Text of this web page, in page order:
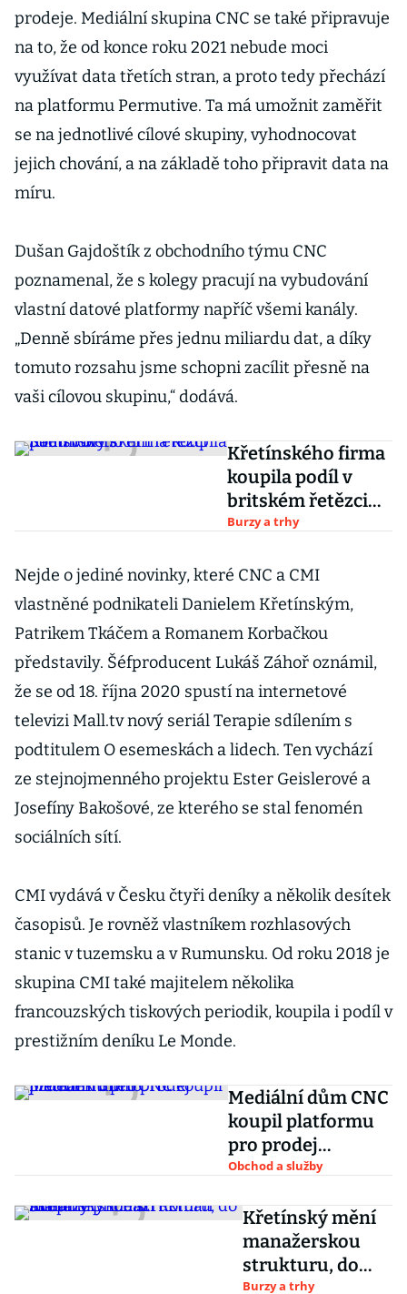
prodeje. Mediální skupina CNC se také připravuje
na to, že od konce roku 2021 nebude moci
využívat data třetích stran, a proto tedy přechází
na platformu Permutive. Ta má umožnit zaměřit
se na jednotlivé cílové skupiny, vyhodnocovat
jejich chování, a na základě toho připravit data na
míru.
Dušan Gajdoštík z obchodního týmu CNC
poznamenal, že s kolegy pracují na vybudování
vlastní datové platformy napříč všemi kanály.
„Denně sbíráme přes jednu miliardu dat, a díky
tomuto rozsahu jsme schopni zacílit přesně na
vaši cílovou skupinu,“ dodává.
Křetínského firma
koupila podíl v
britském řetězci
Sainsbury's
Burzy a trhy
Nejde o jediné novinky, které CNC a CMI
vlastněné podnikateli Danielem Křetínským,
Patrikem Tkáčem a Romanem Korbačkou
představily. Šéfproducent Lukáš Záhoř oznámil,
že se od 18. října 2020 spustí na internetové
televizi Mall.tv nový seriál Terapie sdílením s
podtitulem O esemeskách a lidech. Ten vychází
ze stejnojmenného projektu Ester Geislerové a
Josefíny Bakošové, ze kterého se stal fenomén
sociálních sítí.
CMI vydává v Česku čtyři deníky a několik desítek
časopisů. Je rovněž vlastníkem rozhlasových
stanic v tuzemsku a v Rumunsku. Od roku 2018 je
skupina CMI také majitelem několika
francouzských tiskových periodik, koupila i podíl v
prestižním deníku Le Monde.
Mediální dům CNC
koupil platformu
pro prodej
jízdenek Bileto
Obchod a služby
Křetínský mění
manažerskou
strukturu, do
skupiny přichází
Burzy a trhy